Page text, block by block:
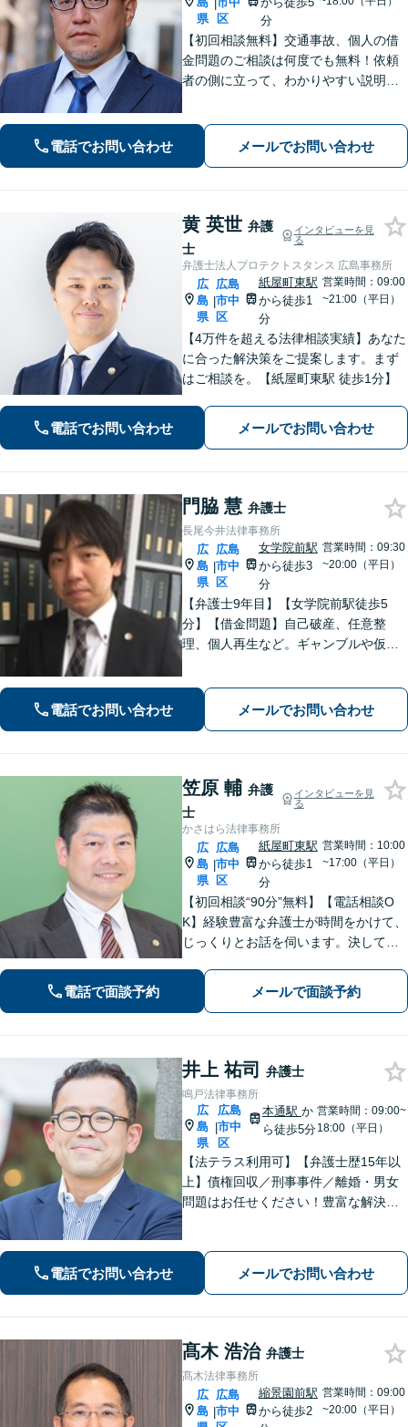
県
区
分
【初回相談無料】交通事故、個人の借
金問題のご相談は何度でも無料！依頼
者の側に立って、わかりやすい説明を
軽にご相談ください【WEB面談可】
【広島電鉄舟入町駅・土橋駅徒歩5分】
電話でお問い合わせ メールでお問い合わせ
黄 英世 弁護
士
インタビューを見
る
弁護士法人プロテクトスタンス 広島事務所
広
島
県
|
広島
市中
区
紙屋町東駅
から徒歩1
分
営業時間：09:00
~21:00（平日）
【4万件を超える法律相談実績】あなた
に合った解決策をご提案します。まず
はご相談を。【紙屋町東駅 徒歩1分】
電話でお問い合わせ メールでお問い合わせ
門脇 慧 弁護士
長尾今井法律事務所
広
島
県
|
広島
市中
区
女学院前駅
から徒歩3
分
営業時間：09:30
~20:00（平日）
【弁護士9年目】【女学院前駅徒歩5
分】【借金問題】自己破産、任意整
理、個人再生など。ギャンブルや仮想
などご相談ください【夜間土日祝相談
可】【初回相談無料】【Zoom面談可】
電話でお問い合わせ メールでお問い合わせ
笠原 輔 弁護
士
インタビューを見
る
かさはら法律事務所
広
島
県
|
広島
市中
区
紙屋町東駅
から徒歩1
分
営業時間：10:00
~17:00（平日）
【初回相談“90分”無料】【電話相談O
K】経験豊富な弁護士が時間をかけて、
じっくりとお話を伺います。決して怒
い」お気持ちに寄り添います。皆さま
の未来を明るくするために、誠心誠意
電話で面談予約 メールで面談予約
井上 祐司 弁護士
鳴戸法律事務所
広
島
県
|
広島
市中
区
本通駅 か
ら徒歩5分
営業時間：09:00~
18:00（平日）
【法テラス利用可】【弁護士歴15年以
上】債権回収／刑事事件／離婚・男女
問題はお任せください！豊富な解決実
談】【完全個室相談】【休日・夜間対
応可】【本通駅5分】
電話でお問い合わせ メールでお問い合わせ
髙木 浩治 弁護士
髙木法律事務所
広
島 |
広島
市中
縮景園前駅
から徒歩2
営業時間：09:00
~20:00（平日）